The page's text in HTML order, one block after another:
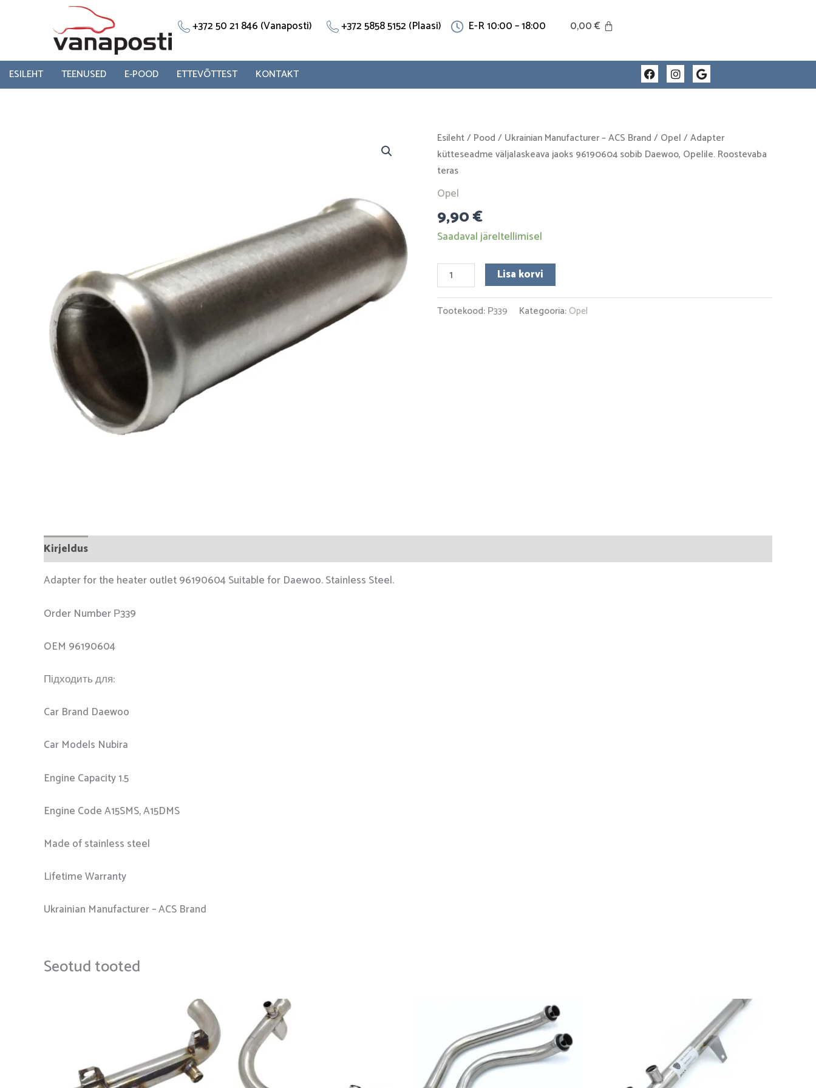
+372 50 21 846 (Vanaposti) +372 5858 5152 (Plaasi) E-R 10:00 – 18:00 0,00€
ESILEHT TEENUSED E-POOD ETTEVÕTTEST KONTAKT F
a
c
o
k
I
n
s
r
a
m
G
o
o
Esileht/ Pood / Ukrainian Manufacturer – ACS Brand / Opel / Adapter
kütteseadme väljalaskeava jaoks 96190604 sobib Daewoo, Opelile. Roostevaba
teras
Opel
9,90€
Saadaval järeltellimisel
Adapter
kütteseadme
väljalaskeava
jaoks
96190604
sobib
Daewoo,
Roostevaba
teras
kogus
Lisa korvi
Tootekood: Р339 Kategooria: Opel
Kirjeldus
Adapter for the heater outlet 96190604 Suitable for Daewoo. Stainless Steel.
Order Number Р339
OEM 96190604
Підходить для:
Car Brand Daewoo
Car Models Nubira
Engine Capacity 1.5
Engine Code A15SMS, A15DMS
Made of stainless steel
Lifetime Warranty
Ukrainian Manufacturer – ACS Brand
Seotud tooted